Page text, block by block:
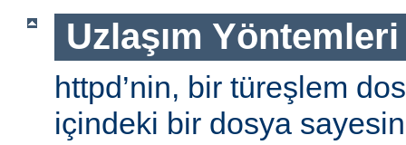
Uzlaşım Yöntemleri
httpd’nin, bir türeşlem
içindeki bir dosya